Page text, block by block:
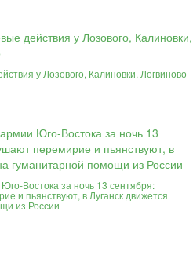
у Лозового, Калиновки, Логвиново
Востока за ночь 13 сентября:
и пьянствуют, в Луганск движется
из России